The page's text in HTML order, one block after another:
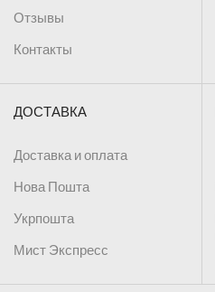
Отзывы
Контакты
ДОСТАВКА
Доставка и оплата
Нова Пошта
Укрпошта
Мист Экспресс